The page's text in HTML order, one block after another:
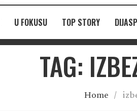
U FOKUSU TOP STORY
TAG:
Home /